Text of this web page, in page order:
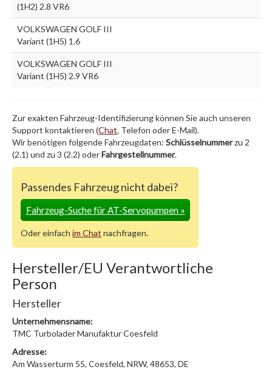
(1H2) 2.8 VR6
VOLKSWAGEN GOLF III
Variant (1H5) 1.6
VOLKSWAGEN GOLF III
Variant (1H5) 2.9 VR6
Zur exakten Fahrzeug-Identifizierung können Sie auch unseren
Support kontaktieren (Chat, Telefon oder E-Mail).
Wir benötigen folgende Fahrzeugdaten: Schlüsselnummerzu 2
(2.1) und zu 3 (2.2) oderFahrgestellnummer.
Passendes Fahrzeug nicht dabei?
Fahrzeug-Suche für AT-Servopumpen»
Oder einfach im Chat nachfragen.
Hersteller/EU Verantwortliche
Person
Hersteller
Unternehmensname:
TMC Turbolader Manufaktur Coesfeld
Adresse:
Am Wasserturm 55, Coesfeld, NRW, 48653, DE